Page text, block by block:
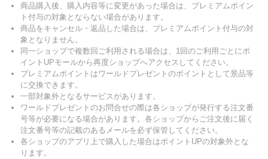
商品購入後、購入内容等に変更があった場合は、プレミアムポイン
ト付与の対象とならない場合があります。
商品をキャンセル・返品した場合は、プレミアムポイント付与の対
象となりません。
同一ショップで複数回ご利用される場合は、1回のご利用ごとにポ
イントUPモールから再度ショップへアクセスしてください。
プレミアムポイントはワールドプレゼントのポイントとして景品等
に交換できます。
一部対象外となるサービスがあります。
ワールドプレゼントのお問合せの際は各ショップが発行する注文番
号等が必要になる場合があります。各ショップからご注文後に届く
注文番号等の記載のあるメールを必ず保管してください。
各ショップのアプリ上で購入した場合はポイントUPの対象外とな
ります。